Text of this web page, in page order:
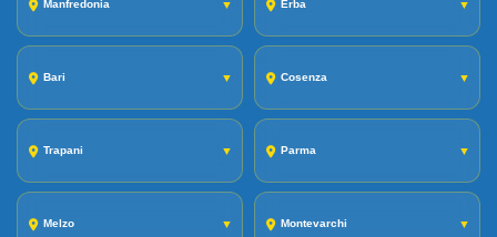
Manfredonia ▼ Erba ▼
Bari ▼ Cosenza ▼
Trapani ▼ Parma ▼
Melzo ▼ Montevarchi ▼